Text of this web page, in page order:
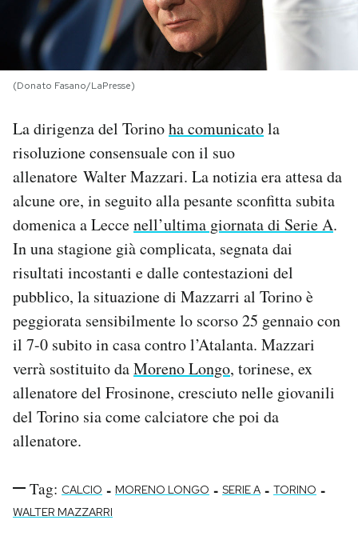
PODCAST
NEWSLETTER
I MIEI PREFERITI
CALENDARIO
AREA PERSONALE
Area Personale
Newsletter
Notifiche mobile
Regala il Post
Hai bisogno di aiuto?
(Donato Fasano/LaPresse)
La dirigenza del Torinoha comunicatola
risoluzione consensuale con il suo
allenatore Walter Mazzari. La notizia era attesa da
alcune ore, in seguito alla pesante sconfitta subita
domenica a Leccenell’ultima giornata di Serie A.
In una stagione già complicata, segnata dai
risultati incostanti e dalle contestazioni del
pubblico, la situazione di Mazzarri al Torino è
peggiorata sensibilmente lo scorso 25 gennaio con
il 7-0 subito in casa contro l’Atalanta. Mazzari
verrà sostituito daMoreno Longo, torinese, ex
allenatore del Frosinone, cresciuto nelle giovanili
del Torino sia come calciatore che poi da
allenatore.
Tag: CALCIO - MORENO LONGO - SERIE A - TORINO -
WALTER MAZZARRI